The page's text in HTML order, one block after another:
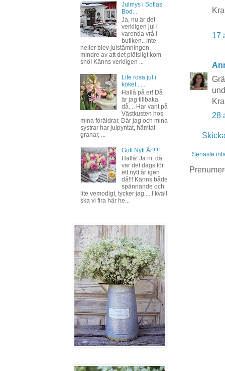
17
28
Senaste
Julmys i Sofias
Bod...
Ja, nu är det
verkligen jul i
varenda vrå i
butiken.. Inte
heller blev julstämningen
mindre av att det plötsligt kom
snö! Känns verkligen ...
Lite rosa jul i
köket......
Hallå på er! Då
är jag tillbaka
då.... Har varit på
Västkusten hos
mina föräldrar. Där jag och mina
systrar har julpyntat, hämtat
granar, ...
Gott Nytt År!!!!!
Hallå! Ja ni, då
var det dags för
ett nytt år igen
då!!! Känns både
spännande och
lite vemodigt, tycker jag.... I kväll
ska vi fira här he...